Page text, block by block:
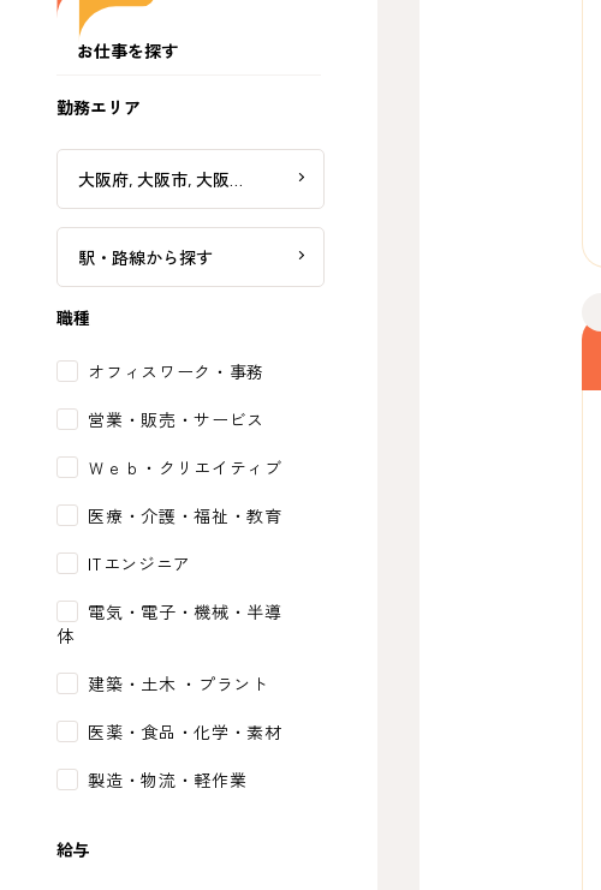
お仕事を探す
勤務エリア
大阪府, 大阪市, 大阪…
駅・路線から探す
職種
オフィスワーク・事務
営業・販売・サービス
Ｗｅｂ・クリエイティブ
医療・介護・福祉・教育
ITエンジニア
電気・電子・機械・半導
体
建築・土木 ・プラント
医薬・食品・化学・素材
製造・物流・軽作業
給与